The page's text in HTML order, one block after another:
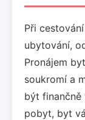
Při
ubytování,
Pronájem
soukromí a
být finančně
pobyt, byt